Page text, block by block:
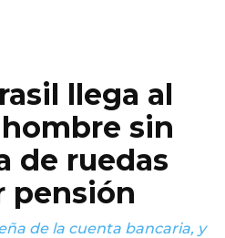
llega al
sin
de ruedas
pensión
de la cuenta bancaria, y